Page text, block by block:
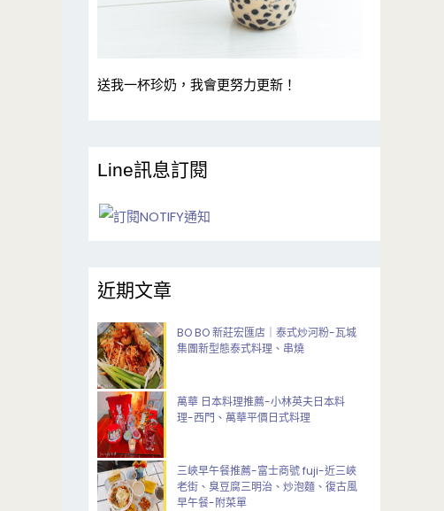
送我一杯珍奶，我會更努力更新！
Line訊息訂閱
近期文章
BO BO 新莊宏匯店｜泰式炒河粉-瓦城
集團新型態泰式料理、串燒
萬華 日本料理推薦-小林英夫日本料
理-西門、萬華平價日式料理
三峽早午餐推薦-富士商號 fuji-近三峽
老街、臭豆腐三明治、炒泡麵、復古風
早午餐-附菜單